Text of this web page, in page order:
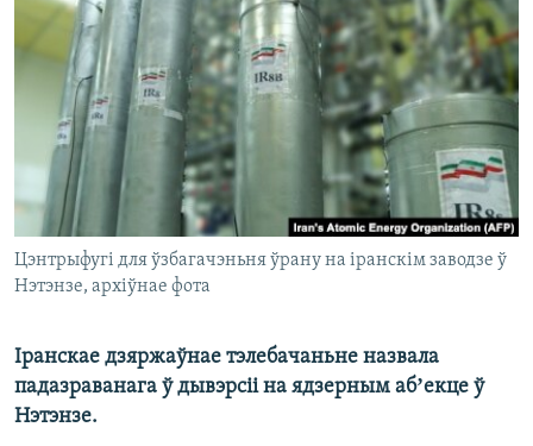
КУЛЬТУРА
КАЛЯНДАР
МОВА
НА ХВАЛЯХ СВАБОДЫ
Цэнтрыфугі для ўзбагачэньня ўрану на іранскім заводзе ў
Нэтэнзе, архіўнае фота
Іранскае дзяржаўнае тэлебачаньне назвала
падазраванага ў дывэрсіі на ядзерным абʼекце ў
Нэтэнзе.